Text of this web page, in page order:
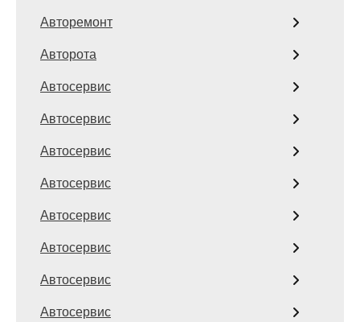
Авторемонт
Авторота
Автосервис
Автосервис
Автосервис
Автосервис
Автосервис
Автосервис
Автосервис
Автосервис